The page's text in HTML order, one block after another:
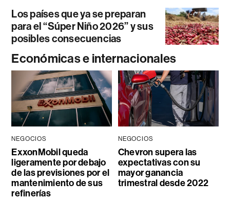
Los países que ya se preparan
para el “Súper Niño 2026” y sus
posibles consecuencias
Económicas e internacionales
NEGOCIOS
ExxonMobil queda
ligeramente por debajo
de las previsiones por el
mantenimiento de sus
refinerías
NEGOCIOS
Chevron supera las
expectativas con su
mayor ganancia
trimestral desde 2022